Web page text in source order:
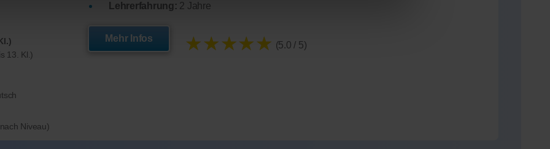
Lehrerfahrung: 2 Jahre
Mehr Infos ★★★★★ (5.0 / 5)
13. Kl.)
Niveau)